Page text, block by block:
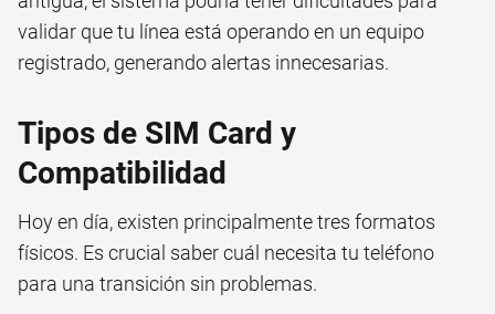
validar que tu línea está operando en un equipo
registrado, generando alertas innecesarias.
Tipos de SIM Card y
Compatibilidad
Hoy en día, existen principalmente tres formatos
físicos. Es crucial saber cuál necesita tu teléfono
para una transición sin problemas.